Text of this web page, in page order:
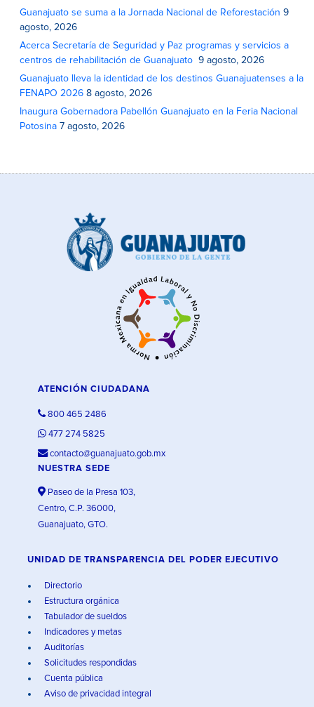
Guanajuato se suma a la Jornada Nacional de Reforestación 9
agosto, 2026
Acerca Secretaría de Seguridad y Paz programas y servicios a
centros de rehabilitación de Guanajuato
9 agosto, 2026
Guanajuato lleva la identidad de los destinos Guanajuatenses a la
FENAPO 2026 8 agosto, 2026
Inaugura Gobernadora Pabellón Guanajuato en la Feria Nacional
Potosina 7 agosto, 2026
ATENCIÓN CIUDADANA
800 465 2486
477 274 5825
contacto@guanajuato.gob.mx
NUESTRA SEDE
Paseo de la Presa 103,
Centro, C.P. 36000,
Guanajuato, GTO.
UNIDAD DE TRANSPARENCIA DEL PODER EJECUTIVO
Directorio
Estructura orgánica
Tabulador de sueldos
Indicadores y metas
Auditorías
Solicitudes respondidas
Cuenta pública
Aviso de privacidad integral